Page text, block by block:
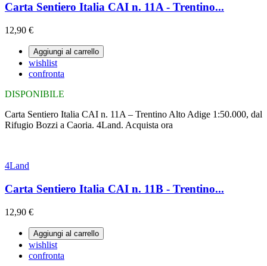
Carta Sentiero Italia CAI n. 11A - Trentino...
12,90 €
Aggiungi al carrello
wishlist
confronta
DISPONIBILE
Carta Sentiero Italia CAI n. 11A – Trentino Alto Adige 1:50.000, dal
Rifugio Bozzi a Caoria. 4Land. Acquista ora
4Land
Carta Sentiero Italia CAI n. 11B - Trentino...
12,90 €
Aggiungi al carrello
wishlist
confronta